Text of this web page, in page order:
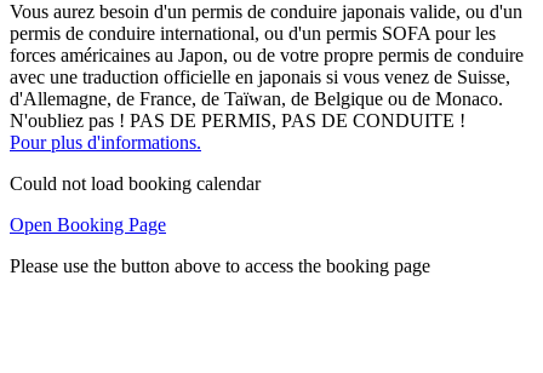
Vous aurez besoin d'un permis de conduire japonais valide, ou d'un
permis de conduire international, ou d'un permis SOFA pour les
forces américaines au Japon, ou de votre propre permis de conduire
avec une traduction officielle en japonais si vous venez de Suisse,
d'Allemagne, de France, de Taïwan, de Belgique ou de Monaco.
N'oubliez pas ! PAS DE PERMIS, PAS DE CONDUITE !
Pour plus d'informations.
Could not load booking calendar
Open Booking Page
Please use the button above to access the booking page